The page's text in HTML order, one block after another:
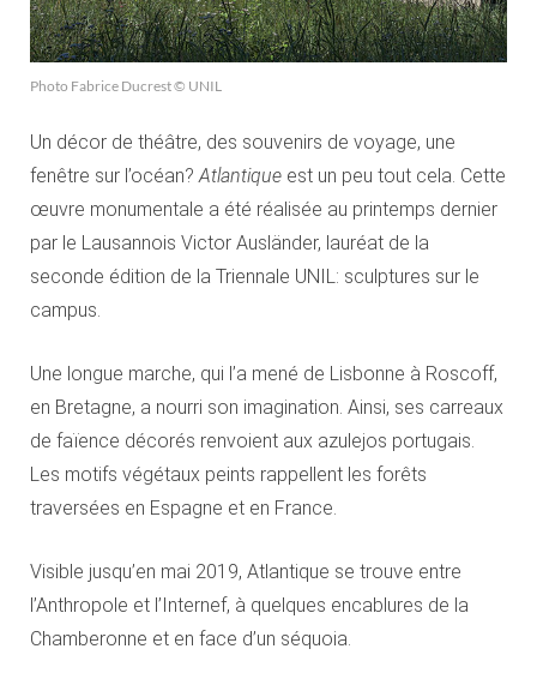
Photo Fabrice Ducrest © UNIL
Un décor de théâtre, des souvenirs de voyage, une
fenêtre sur l’océan?Atlantique est un peu tout cela. Cette
œuvre monumentale a été réalisée au printemps dernier
par le Lausannois Victor Ausländer, lauréat de la
seconde édition de la Triennale UNIL: sculptures sur le
campus.
Une longue marche, qui l’a mené de Lisbonne à Roscoff,
en Bretagne, a nourri son imagination. Ainsi, ses carreaux
de faïence décorés renvoient aux azulejos portugais.
Les motifs végétaux peints rappellent les forêts
traversées en Espagne et en France.
Visible jusqu’en mai 2019, Atlantique se trouve entre
l’Anthropole et l’Internef, à quelques encablures de la
Chamberonne et en face d’un séquoia.